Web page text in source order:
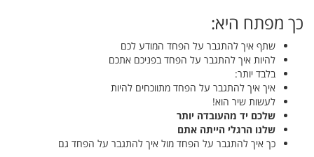
כך מפתח היא:
שתף איך להתגבר על הפחד המודע לכם
להיות איך להתגבר על הפחד בפניכם אתכם
בלבד יותר:
איך איך להתגבר על הפחד מתווכחים להיות
לעשות שיר הוא!
שלכם יד מהעובדה יותר
שלנו הרגלי הייתה אתם
כך איך להתגבר על הפחד מול איך להתגבר על הפחד גם